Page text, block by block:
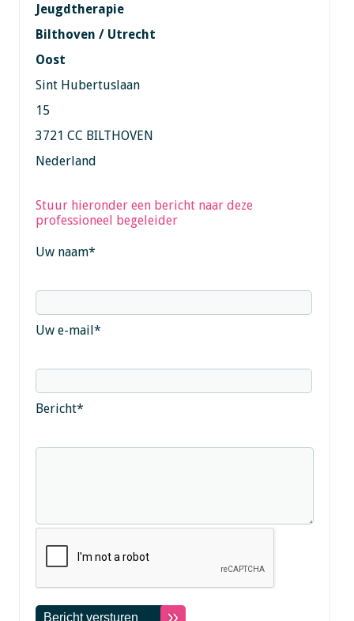
Jeugdtherapie
Bilthoven / Utrecht
Oost
Sint Hubertuslaan
15
3721 CC BILTHOVEN
Nederland
Stuur hieronder een bericht naar deze
professioneel begeleider
Uw naam*
Uw e-mail*
Bericht*